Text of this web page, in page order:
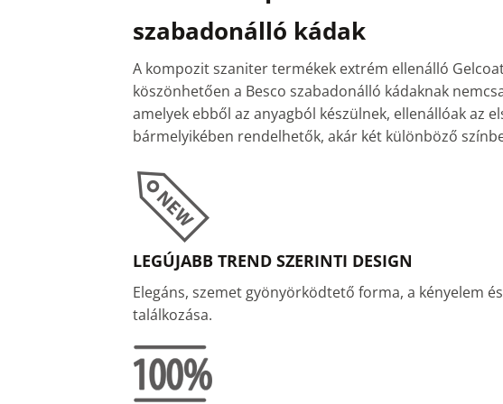
szabadonálló kádak
A kompozit szaniter termékek extrém ellenálló
köszönhetően a Besco szabadonálló kádaknak
amelyek ebből az anyagból készülnek, ellenállóak az
bármelyikében rendelhetők, akár két különböző
LEGÚJABB TREND SZERINTI DESIGN
Elegáns, szemet gyönyörködtető forma, a kényelem
találkozása.